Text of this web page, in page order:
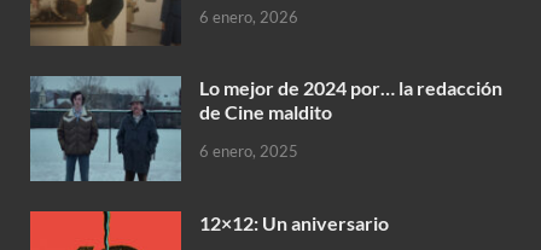
6 enero, 2026
Lo mejor de 2024 por… la redacción
de Cine maldito
6 enero, 2025
12×12: Un aniversario